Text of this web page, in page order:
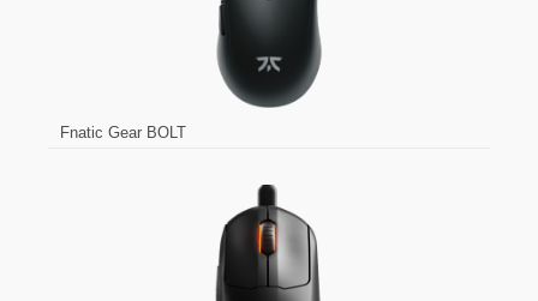
Fnatic Gear BOLT